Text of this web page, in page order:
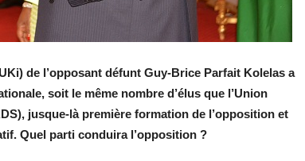
de l’opposant défunt Guy-Brice Parfait Kolelas a
soit le même nombre d’élus que l’Union
jusque-là première formation de l’opposition et
Quel parti conduira l’opposition ?